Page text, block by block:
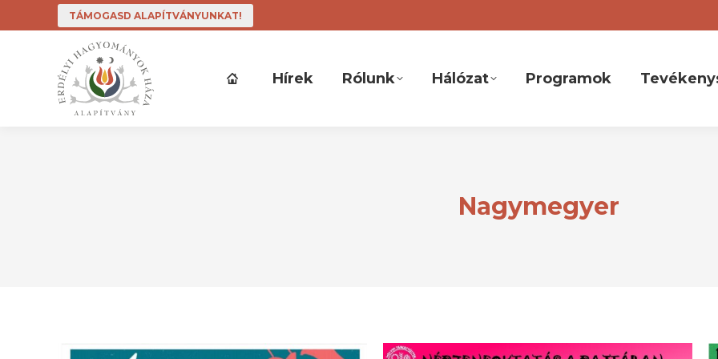
TÁMOGASD ALAPÍTVÁNYUNKAT!
Hírek Rólunk Hálózat Programok
Nagymegyer